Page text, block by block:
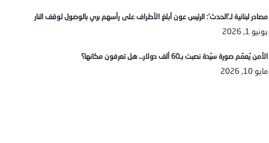
مصادر لبنانية لـ’الحدث’: الرئيس عون أبلغ الأطراف على رأسهم بري بالوصول لوقف النار
يونيو 1, 2026
الأمن يُعمّم صورة سيّدة نصبت بـ60 ألف دولار… هل تعرفون مكانها؟
مايو 10, 2026